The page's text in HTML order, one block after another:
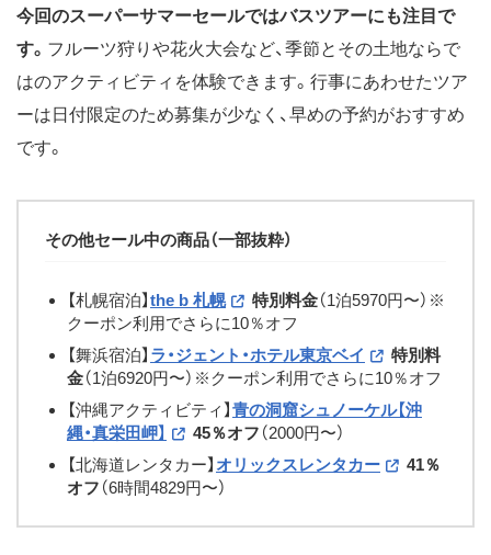
今回のスーパーサマーセールではバスツアーにも注目で
す。 フルーツ狩りや花火大会など、季節とその土地ならで
はのアクティビティを体験できます。行事にあわせたツア
ーは日付限定のため募集が少なく、早めの予約がおすすめ
です。
その他セール中の商品（一部抜粋）
【札幌宿泊】 the b 札幌 特別料金（1泊5970円〜）※
クーポン利用でさらに10％オフ
【舞浜宿泊】 ラ・ジェント・ホテル東京ベイ
特別料
金（1泊6920円〜）※クーポン利用でさらに10％オフ
【沖縄アクティビティ】 青の洞窟シュノーケル【沖
縄・真栄田岬】
45％オフ （2000円〜）
【北海道レンタカー】 オリックスレンタカー
41％
オフ （6時間4829円〜）